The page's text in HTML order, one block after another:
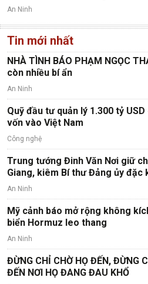
An Ninh
Tin mới nhất
NHÀ TÌNH BÁO PHẠM NGỌC
còn nhiều bí ẩn
An Ninh
Quỹ đầu tư quản lý 1.300 tỷ
vốn vào Việt Nam
Công nghệ
Trung tướng Đinh Văn Nơi giữ
Giang, kiêm Bí thư Đảng ủy đặc
An Ninh
Mỹ cảnh báo mở rộng không
biển Hormuz leo thang
An Ninh
ĐỪNG CHỈ CHỜ HỌ ĐẾN, ĐỪNG
ĐẾN NƠI HỌ ĐANG ĐAU KHỔ